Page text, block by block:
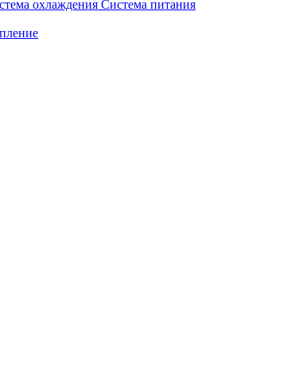
охлаждения Система питания